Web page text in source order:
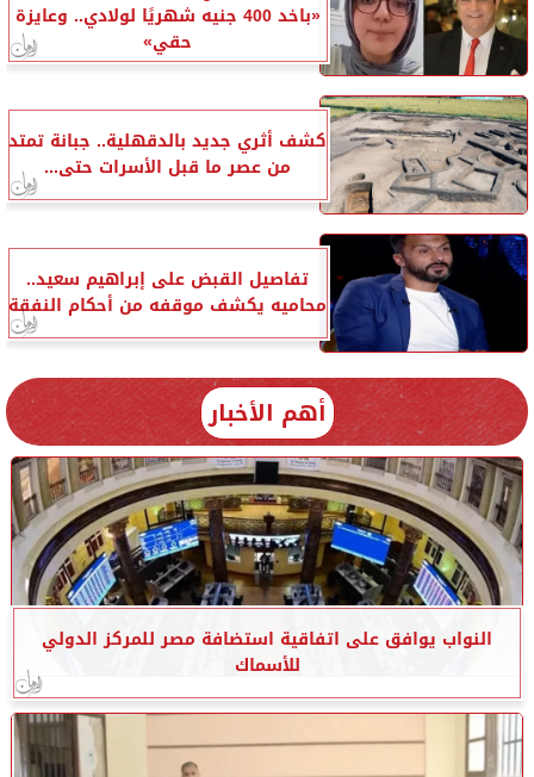
«باخد 400 جنيه شهريًا لولادي.. وعايزة
حقي»
كشف أثري جديد بالدقهلية.. جبانة تمتد
من عصر ما قبل الأسرات حتى...
تفاصيل القبض على إبراهيم سعيد..
محاميه يكشف موقفه من أحكام النفقة
أهم الأخبار
النواب يوافق على اتفاقية استضافة مصر للمركز الدولي
للأسماك